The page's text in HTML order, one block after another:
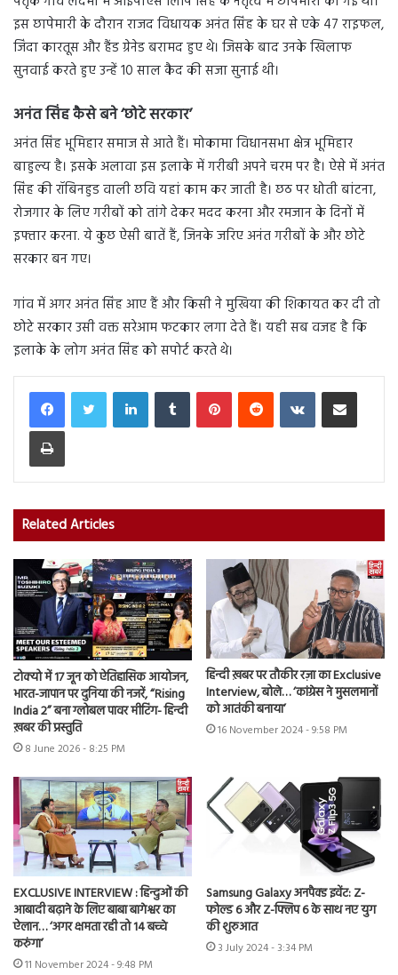
इस छापेमारी के दौरान राजद विधायक अनंत सिंह के घर से एके 47 राइफल,
जिंदा कारतूस और हैंड ग्रेनेड बरामद हुए थे। जिसके बाद उनके खिलाफ
सुनवाई करते हुए उन्‍हें 10 साल कैद की सजा सुनाई थी।
अनंत सिंह कैसे बने ‘छोटे सरकार’
अनंत सिंह भूमिहार समाज से आते हैं। मोकामा विधानसभा क्षेत्र भूमिहार
बाहुल्य है। इसके अलावा इस इलाके में गरीबी अपने चरम पर है। ऐसे में अनंत
सिंह की रॉबिनहुड वाली छवि यहां काम कर जाती है। छठ पर धोती बांटना,
रोजगार के लिए गरीबों को तांगे देकर मदद करना और रमजान के दिनों में
इफ्तार करना. ये कुछ ऐसी बातें हैं, जिनके जरिए अनंत गरीबों के और छोटे
सरकार बन गए।
गांव में अगर अनंत सिंह आए हैं और किसी ने मुखिया की शिकायत कर दी तो
छोटे सरकार उसी वक्त सरेआम फटकार लगा देते हैं। यही सब वजह है कि
इलाके के लोग अनंत सिंह को सपोर्ट करते थे।
LinkedInTumblr PinterestReddit VKontakteShare via Email
Print
Related Articles
टोक्यो में 17 जून को ऐतिहासिक आयोजन,
भारत-जापान पर दुनिया की नजरें, “Rising
India 2” बना ग्लोबल पावर मीटिंग- हिन्दी
ख़बर की प्रस्तुति
8 June 2026 - 8:25 PM
हिन्दी ख़बर पर तौकीर रज़ा का Exclusive
Interview, बोले… ‘कांग्रेस ने मुसलमानों
को आतंकी बनाया’
16 November 2024 - 9:58 PM
EXCLUSIVE INTERVIEW : हिन्दुओं की
आबादी बढ़ाने के लिए बाबा बागेश्वर का
ऐलान… ‘अगर क्षमता रही तो 14 बच्चे
करुंगा’
11 November 2024 - 9:48 PM
Samsung Galaxy अनपैक्ड इवेंट: Z-
फोल्ड 6 और Z-फ्लिप 6 के साथ नए युग
की शुरुआत
3 July 2024 - 3:34 PM